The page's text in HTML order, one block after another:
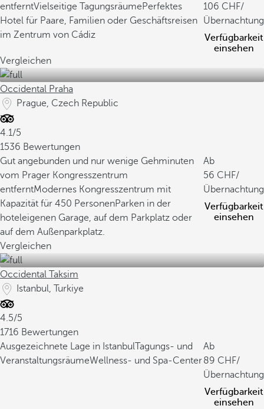
entferntVielseitige TagungsräumePerfektes
Hotel für Paare, Familien oder Geschäftsreisen
im Zentrum von Cádiz
106
/
Übernachtung
Verfügbarkeit
einsehen
Vergleichen
Occidental Praha
Prague, Czech Republic
4.1/5
1536 Bewertungen
Gut angebunden und nur wenige Gehminuten
vom Prager Kongresszentrum
entferntModernes Kongresszentrum mit
Kapazität für 450 PersonenParken in der
hoteleigenen Garage, auf dem Parkplatz oder
auf dem Außenparkplatz.
Ab
56
/
Übernachtung
Verfügbarkeit
einsehen
Vergleichen
Occidental Taksim
Istanbul, Turkiye
4.5/5
1716 Bewertungen
Ausgezeichnete Lage in IstanbulTagungs- und
VeranstaltungsräumeWellness- und Spa-Center
Ab
89
/
Übernachtung
Verfügbarkeit
einsehen